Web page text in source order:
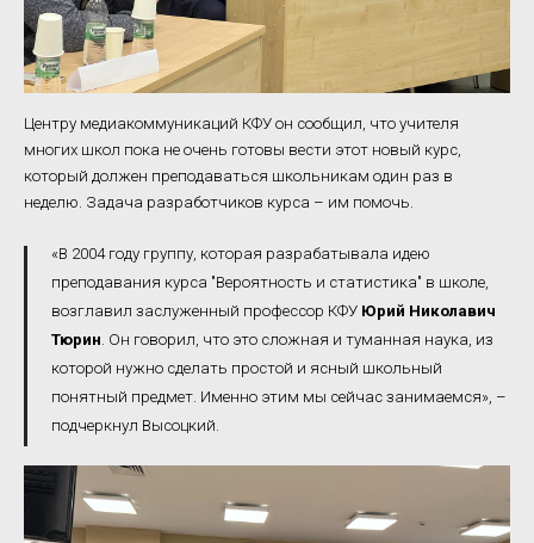
Центру медиакоммуникаций КФУ он сообщил, что учителя
многих школ пока не очень готовы вести этот новый курс,
который должен преподаваться школьникам один раз в
неделю. Задача разработчиков курса – им помочь.
«В 2004 году группу, которая разрабатывала идею
преподавания курса "Вероятность и статистика" в школе,
возглавил заслуженный профессор КФУ Юрий Николавич
Тюрин . Он говорил, что это сложная и туманная наука, из
которой нужно сделать простой и ясный школьный
понятный предмет. Именно этим мы сейчас занимаемся», –
подчеркнул Высоцкий.